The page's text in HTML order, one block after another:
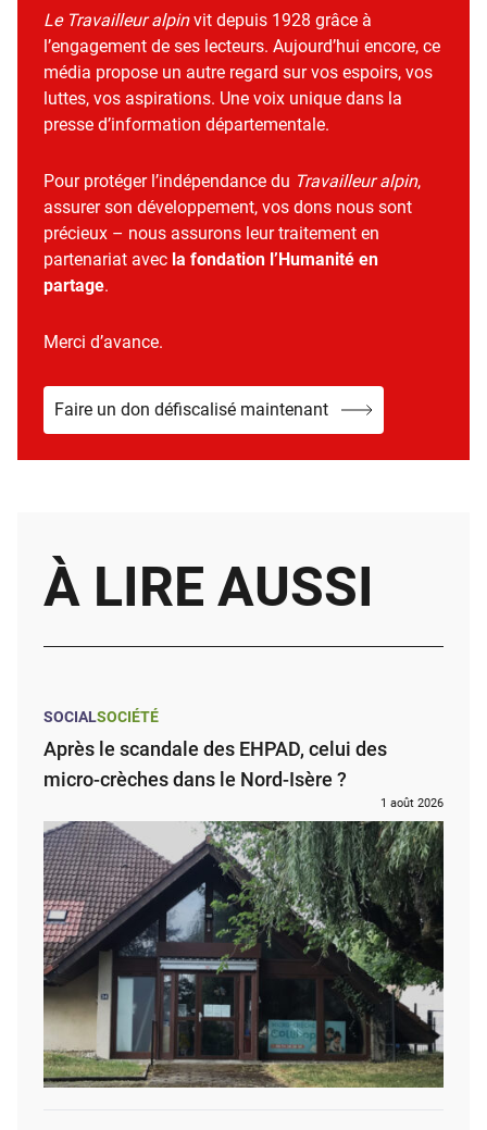
Le Travailleur alpinvit depuis 1928 grâce à
l’engagement de ses lecteurs. Aujourd’hui encore, ce
média propose un autre regard sur vos espoirs, vos
luttes, vos aspirations. Une voix unique dans la
presse d’information départementale.
Pour protéger l’indépendance du Travailleur alpin,
assurer son développement, vos dons nous sont
précieux – nous assurons leur traitement en
partenariat avec la fondation l’Humanité en
partage.
Merci d’avance.
Faire un don défiscalisé maintenant
À LIRE AUSSI
SOCIALSOCIÉTÉ
Après le scandale des EHPAD, celui des
micro-crèches dans le Nord-Isère ?
1 août 2026